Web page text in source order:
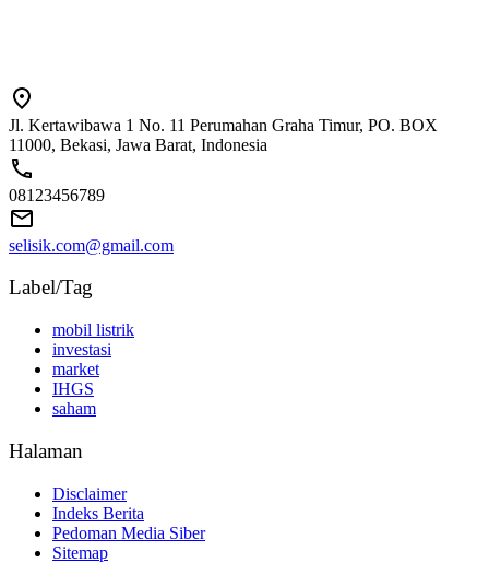
Jl. Kertawibawa 1 No. 11 Perumahan Graha Timur, PO. BOX
11000, Bekasi, Jawa Barat, Indonesia
08123456789
selisik.com@gmail.com
Label/Tag
mobil listrik
investasi
market
IHGS
saham
Halaman
Disclaimer
Indeks Berita
Pedoman Media Siber
Sitemap